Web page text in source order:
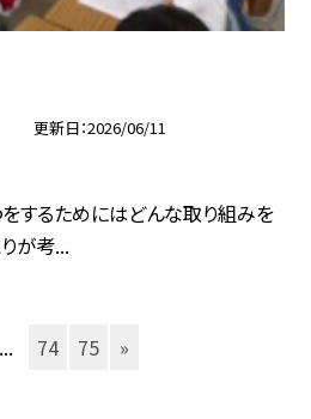
更新日 2026/06/11
するためにはどんな取り組みを
が考...
... 74 75 »